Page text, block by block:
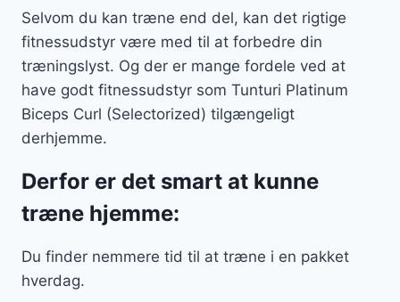
Selvom du kan træne end del, kan det rigtige
fitnessudstyr være med til at forbedre din
træningslyst. Og der er mange fordele ved at
have godt fitnessudstyr som Tunturi Platinum
Biceps Curl (Selectorized) tilgængeligt
derhjemme.
Derfor er det smart at kunne
træne hjemme:
Du finder nemmere tid til at træne i en pakket
hverdag.